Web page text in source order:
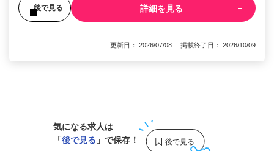
後で見る 詳細を見る
更新日： 2026/07/08 掲載終了日： 2026/10/09
気になる求人は
「後で見る 」で保存！